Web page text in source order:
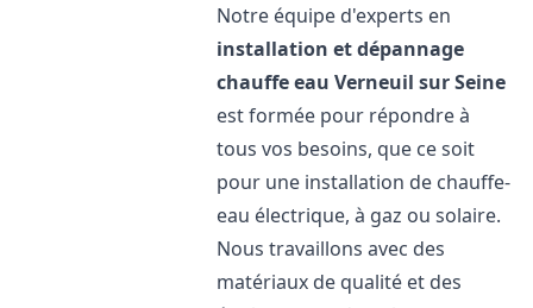
Notre équipe d'experts en
installation et dépannage
chauffe eau Verneuil sur Seine
est formée pour répondre à
tous vos besoins, que ce soit
pour une installation de chauffe-
eau électrique, à gaz ou solaire.
Nous travaillons avec des
matériaux de qualité et des